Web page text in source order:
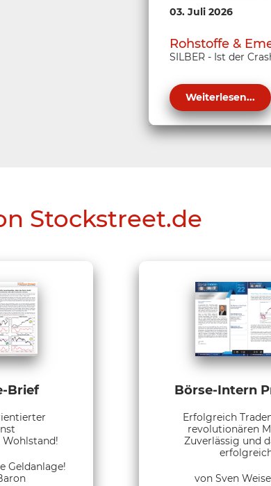
03. Juli 2026
Rohstoffe &
SILBER - Ist der
Weiterlesen...
Stockstreet.de
Brief
Geldanlage!
Börse-Intern
Erfolgreich
revolutionären
Zuverlässig und
von Sven